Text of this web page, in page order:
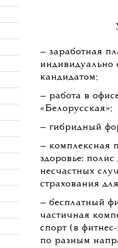
— заработная
кандидатом;
— работа в
«Белорусская»;
— гибридный
— комплексная
здоровье:
несчастных
страхования
— бесплатный
частичная
спорт (в
по разным